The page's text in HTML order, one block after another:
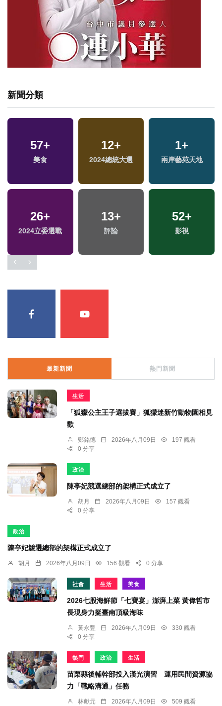
新聞分類
57+
美食
12+
2024總統大選
1+
兩岸藝苑天地
26+
2024立委選戰
13+
評論
52+
影視
最新新聞 熱門新聞
生活
「狐獴公主王子選拔賽」狐獴迷新竹動物園相見
歡
鄭銘德 2026年八月09日
197 觀看
0 分享
政治
陳亭妃競選總部的架構正式成立了
胡月 2026年八月09日
157 觀看
0 分享
政治
陳亭妃競選總部的架構正式成立了
胡月 2026年八月09日 156 觀看 0 分享
社會 生活 美食
2026七股海鮮節「七寶宴」澎湃上菜 黃偉哲市
長現身力挺臺南頂級海味
黃永豐 2026年八月09日
330 觀看
0 分享
熱門 政治 生活
苗栗縣後輔幹部投入漢光演習 運用民間資源協
力「戰略溝通」任務
林獻元 2026年八月09日
509 觀看